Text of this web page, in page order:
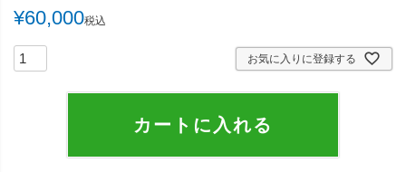
¥60,000税込
お気に入りに登録する
カートに入れる